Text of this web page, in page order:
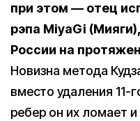
при этом — отец
рэпа MiyaGi
России на
Новизна метода
вместо удаления 11-
ребер он их ломает